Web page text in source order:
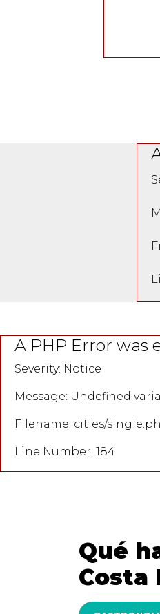
A PHP Error was
Severity: Notice
Message: Undefined
Filename: cities/
Line Number: 184
Qué
Costa